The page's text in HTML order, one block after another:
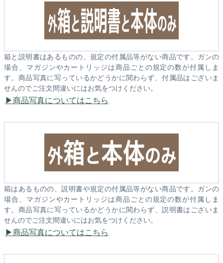
箱と説明書はあるものの、規定の付属品等がない商品です。ガンの
場合、マガジンやカートリッジは商品ごとの規定の数が付属しま
す。商品写真に写っているかどうかに関わらず、付属品はございま
せんのでご注文間違いにはお気をつけください。
商品写真についてはこちら
箱はあるものの、説明書や規定の付属品等がない商品です。ガンの
場合、マガジンやカートリッジは商品ごとの規定の数が付属しま
す。商品写真に写っているかどうかに関わらず、説明書はございま
せんのでご注文間違いにはお気をつけください。
商品写真についてはこちら